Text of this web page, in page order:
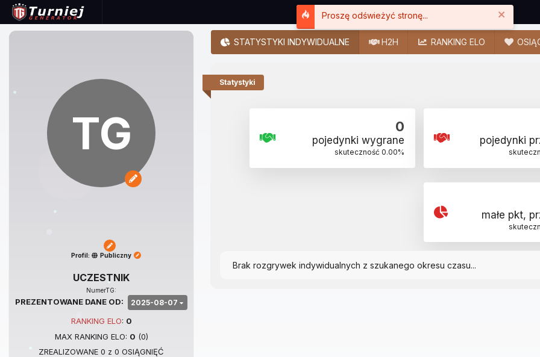
TG
Profil: Publiczny
UCZESTNIK
NumerTG:
PREZENTOWANE DANE OD: 2025-08-07
RANKING ELO: 0
MAX RANKING ELO: 0 (0)
ZREALIZOWANE 0 z 0 OSIĄGNIĘĆ
STATYSTYKI INDYWIDUALNE H2H RANKING ELO
Statystyki
0
pojedynki wygrane
skuteczność 0.00%
pojedynki
małe pkt,
Brak rozgrywek indywidualnych z szukanego okresu czasu...
Proszę odświeżyć stronę... Close